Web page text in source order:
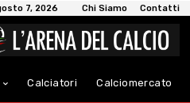
7, 2026 Chi Siamo Contatti
Calciatori Calciomercato